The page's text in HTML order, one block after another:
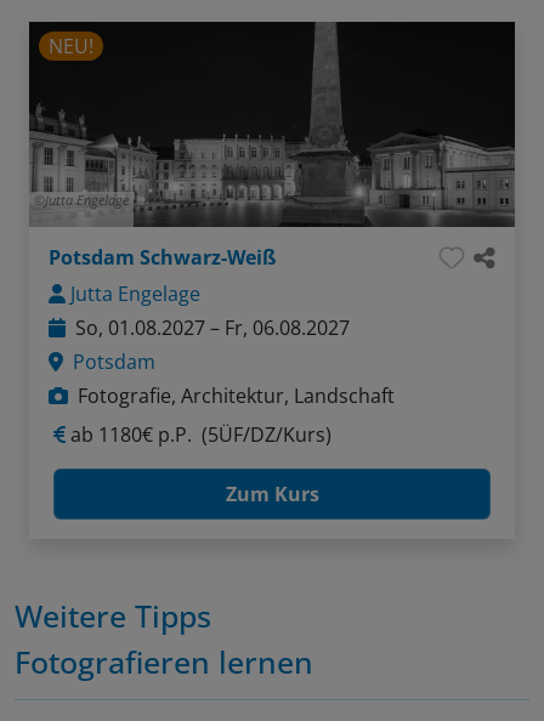
Jutta Engelage
NEU!
Potsdam Schwarz-Weiß
Jutta Engelage
So, 01.08.2027 – Fr, 06.08.2027
Potsdam
Fotografie, Architektur, Landschaft
ab 1180€ p.P. (5ÜF/DZ/Kurs)
Zum Kurs
Weitere Tipps
Fotografieren lernen